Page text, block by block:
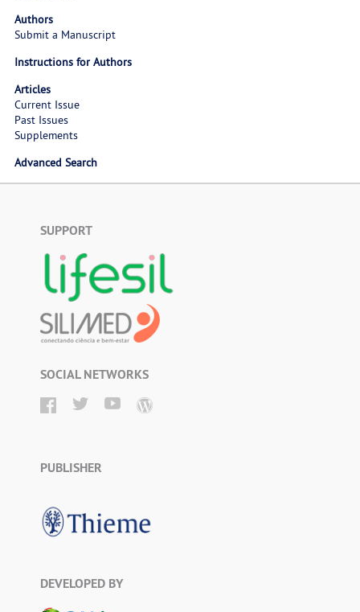
Authors
Submit a Manuscript
Instructions for Authors
Articles
Current Issue
Past Issues
Supplements
Advanced Search
SUPPORT
SOCIAL NETWORKS
PUBLISHER
DEVELOPED BY